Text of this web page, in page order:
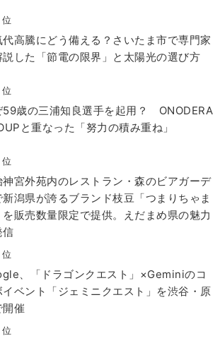
位
代高騰にどう備える？さいたま市で専門家
説した「節電の限界」と太陽光の選び方
位
59歳の三浦知良選手を起用？ ONODERA
と重なった「努力の積み重ね」
位
神宮外苑内のレストラン・森のビアガーデ
新潟県が誇るブランド枝豆「つまりちゃま
を販売数量限定で提供。えだまめ県の魅力
信
位
、「ドラゴンクエスト」×Geminiのコ
イベント「ジェミニクエスト」を渋谷・原
催
位